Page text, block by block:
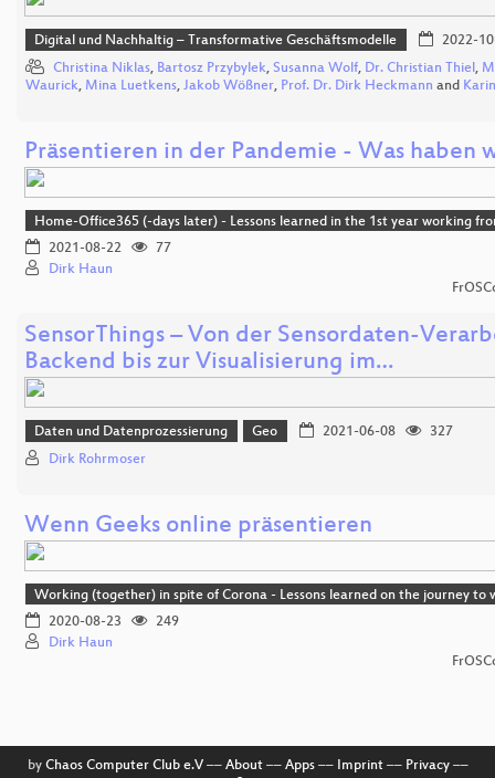
Digital und Nachhaltig – Transformative Geschäftsmodelle
2022-
Christina Niklas, Bartosz Przybylek, Susanna Wolf, Dr. Christian Thiel ,
Waurick, Mina Luetkens, Jakob Wößner, Prof. Dr. Dirk Heckmann and
Präsentieren in der Pandemie - Was haben
Home-Office365 (-days later) - Lessons learned in the 1st year working
2021-08-22
77
Dirk Haun
SensorThings – Von der Sensordaten-
Backend bis zur Visualisierung im…
Daten und Datenprozessierung Geo 2021-06-08
327
Dirk Rohrmoser
Wenn Geeks online präsentieren
Working (together) in spite of Corona - Lessons learned on the journey to
2020-08-23
249
Dirk Haun
by Chaos Computer Club e.V–– About–– Apps–– Imprint–– Privacy––